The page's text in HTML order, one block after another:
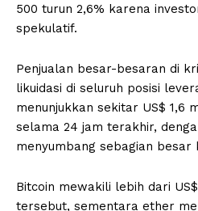
500 turun 2,6% karena
spekulatif.
Penjualan besar-besaran di
likuidasi di seluruh posisi
menunjukkan sekitar US$ 1,6
selama 24 jam terakhir,
menyumbang sebagian besar
Bitcoin mewakili lebih dari
tersebut, sementara ether